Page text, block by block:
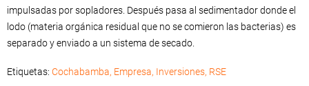
impulsadas por sopladores. Después pasa al sedimentador donde el
lodo (materia orgánica residual que no se comieron las bacterias) es
separado y enviado a un sistema de secado.
Etiquetas: Cochabamba, Empresa, Inversiones, RSE